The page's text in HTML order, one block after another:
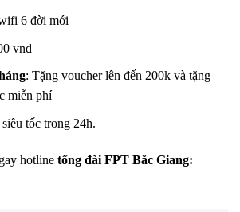
6 đời mới
vnđ
: Tặng voucher lên đến 200k và tặng
miễn phí
tốc trong 24h.
hotline tổng đài FPT Bắc Giang: